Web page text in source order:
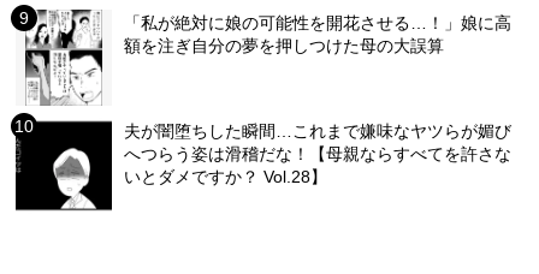
「私が絶対に娘の可能性を開花させる…！」娘に高
額を注ぎ自分の夢を押しつけた母の大誤算
夫が闇堕ちした瞬間…これまで嫌味なヤツらが媚び
へつらう姿は滑稽だな！【母親ならすべてを許さな
いとダメですか？ Vol.28】